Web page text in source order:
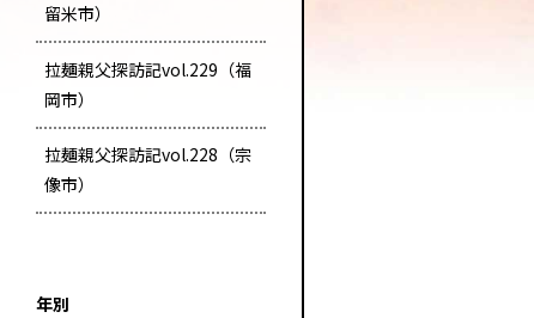
留米市）
拉麺親父探訪記vol.229（福
岡市）
拉麺親父探訪記vol.228（宗
像市）
年別